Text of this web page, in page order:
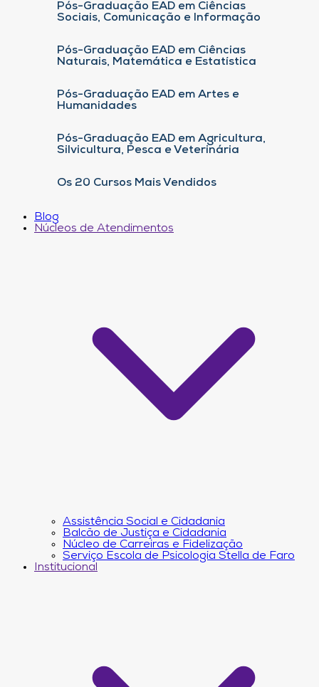
Pós-Graduação EAD em Ciências
Sociais, Comunicação e Informação
Pós-Graduação EAD em Ciências
Naturais, Matemática e Estatística
Pós-Graduação EAD em Artes e
Humanidades
Pós-Graduação EAD em Agricultura,
Silvicultura, Pesca e Veterinária
Os 20 Cursos Mais Vendidos
Blog
Núcleos de Atendimentos
Assistência Social e Cidadania
Balcão de Justiça e Cidadania
Núcleo de Carreiras e Fidelização
Serviço Escola de Psicologia Stella de Faro
Institucional